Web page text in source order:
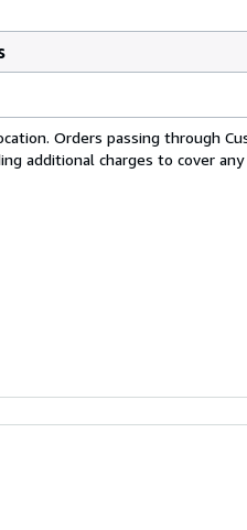
Orders passing through
additional charges to cover